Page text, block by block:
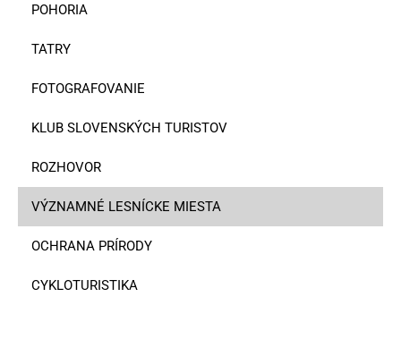
POHORIA
TATRY
FOTOGRAFOVANIE
KLUB SLOVENSKÝCH TURISTOV
ROZHOVOR
VÝZNAMNÉ LESNÍCKE MIESTA
OCHRANA PRÍRODY
CYKLOTURISTIKA